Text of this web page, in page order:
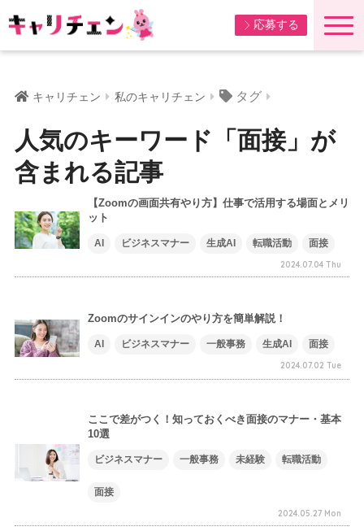
応募する
キャリチェン 私のキャリチェン タグ
人気のキーワード「面接」が
含まれる記事
【Zoomの画面共有やり方】仕事で活用する場面とメリ
ット
AI ビジネスマナー 生成AI 転職活動 面接
2024.07.04 Thu
Zoomのサインインのやり方を簡単解説！
AI ビジネスマナー 一般事務 生成AI 面接
2024.07.02 Tue
ここで差がつく！知っておくべき面接のマナー・基本
10選
ビジネスマナー 一般事務 未経験 転職活動
面接
2024.05.27 Mon